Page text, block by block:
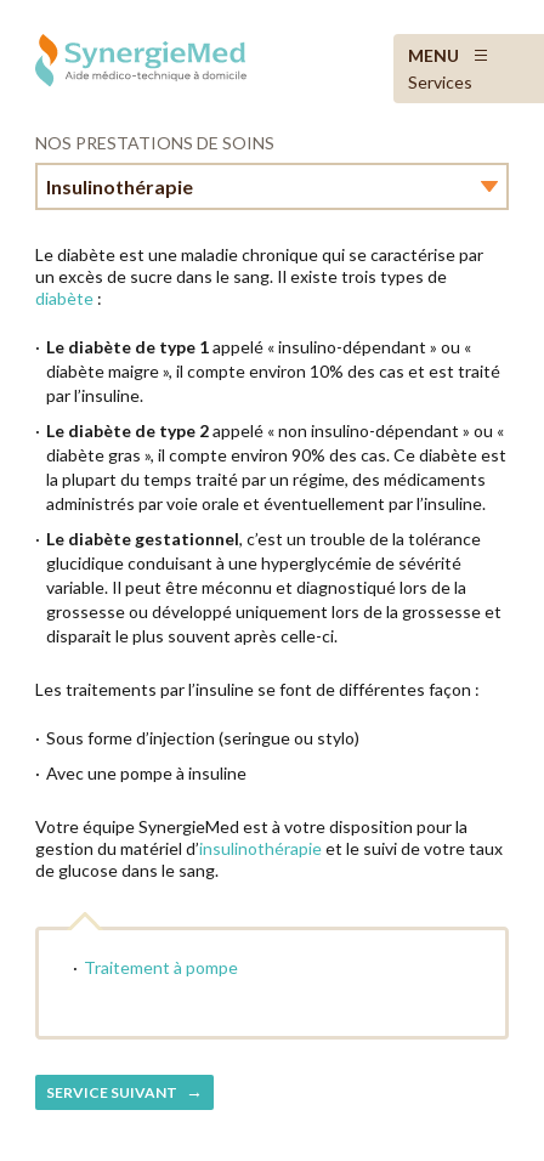
MENU
Services
NOS PRESTATIONS DE SOINS
Insulinothérapie
Nutrition
Insulinothérapie
Douleur
Stomathérapie
Matériel médical à domicile
Le diabète est une maladie chronique qui se caractérise par
un excès de sucre dans le sang. Il existe trois types de
diabète :
Le diabète de type 1appelé « insulino-dépendant » ou «
diabète maigre », il compte environ 10% des cas et est traité
par l’insuline.
Le diabète de type 2appelé « non insulino-dépendant » ou «
diabète gras », il compte environ 90% des cas. Ce diabète est
la plupart du temps traité par un régime, des médicaments
administrés par voie orale et éventuellement par l’insuline.
Le diabète gestationnel, c’est un trouble de la tolérance
glucidique conduisant à une hyperglycémie de sévérité
variable. Il peut être méconnu et diagnostiqué lors de la
grossesse ou développé uniquement lors de la grossesse et
disparait le plus souvent après celle-ci.
Les traitements par l’insuline se font de différentes façon :
Sous forme d’injection (seringue ou stylo)
Avec une pompe à insuline
Votre équipe SynergieMed est à votre disposition pour la
gestion du matériel d’insulinothérapieet le suivi de votre taux
de glucose dans le sang.
Traitement à pompe
SERVICE SUIVANT